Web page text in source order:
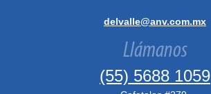
delvalle@anv.com.mx
Llámanos
(55) 5688 1059